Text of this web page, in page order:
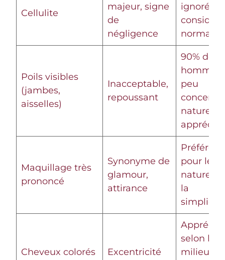
Cellulite
majeur, signe
de
négligence
ignorée
normale
Poils visibles
(jambes,
aisselles)
Inacceptable,
repoussant
90% des
hommes
peu
naturel
apprécié
Maquillage très
prononcé
Synonyme de
glamour,
attirance
pour le
naturel et
la
simplicité
Cheveux colorés
Excentricité
selon le
milieu